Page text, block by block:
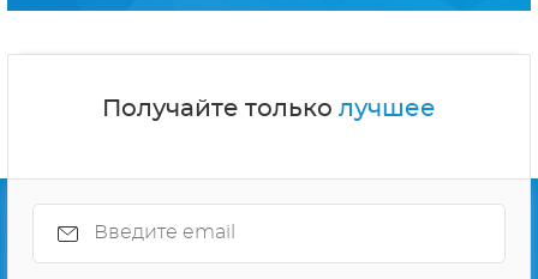
Получайте только лучшее